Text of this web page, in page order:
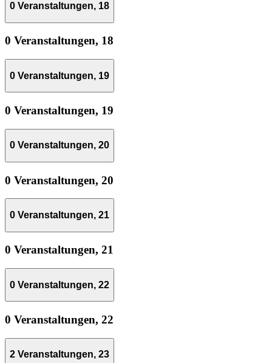
0 Veranstaltungen, 18
0 Veranstaltungen, 18
0 Veranstaltungen, 19
0 Veranstaltungen, 19
0 Veranstaltungen, 20
0 Veranstaltungen, 20
0 Veranstaltungen, 21
0 Veranstaltungen, 21
0 Veranstaltungen, 22
0 Veranstaltungen, 22
2 Veranstaltungen, 23